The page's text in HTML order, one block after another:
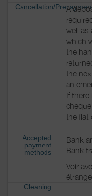
Cancellation/
A
well as
which
the
the
an
If there
the flat
Accepted
payment
methods
Bank
Bank
Voir
Cleaning